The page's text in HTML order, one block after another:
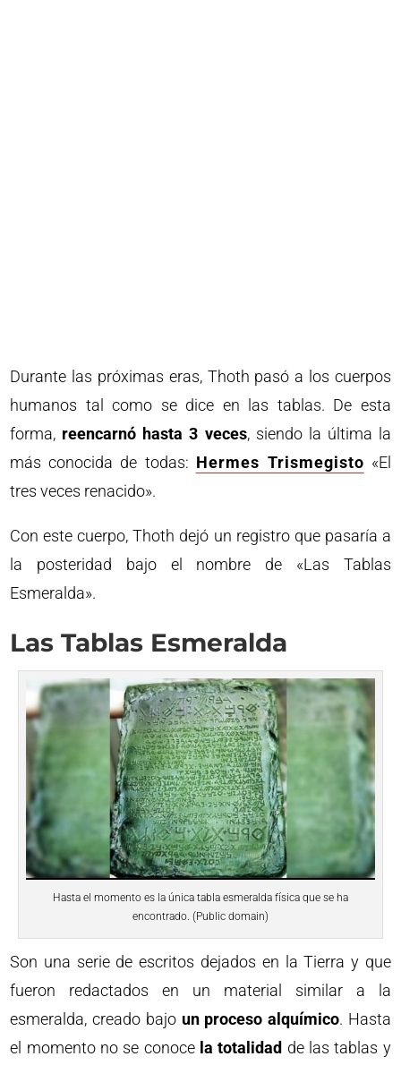
Durante las próximas eras, Thoth pasó a los cuerpos
humanos tal como se dice en las tablas. De esta
forma, reencarnó hasta 3 veces, siendo la última la
más conocida de todas: Hermes Trismegisto «El
tres veces renacido».
Con este cuerpo, Thoth dejó un registro que pasaría a
la posteridad bajo el nombre de «Las Tablas
Esmeralda».
Las Tablas Esmeralda
Hasta el momento es la única tabla esmeralda física que se ha
encontrado. (Public domain)
Son una serie de escritos dejados en la Tierra y que
fueron redactados en un material similar a la
esmeralda, creado bajo un proceso alquímico. Hasta
el momento no se conoce la totalidad de las tablas y